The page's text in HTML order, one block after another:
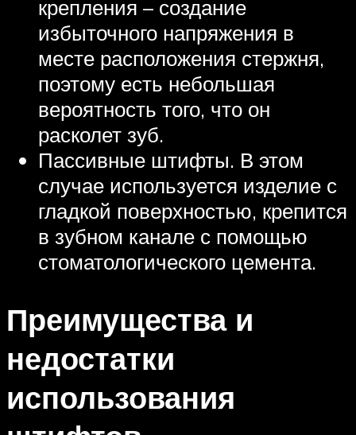
крепления – создание
избыточного напряжения в
месте расположения стержня,
поэтому есть небольшая
вероятность того, что он
расколет зуб.
Пассивные штифты. В этом
случае используется изделие с
гладкой поверхностью, крепится
в зубном канале с помощью
стоматологического цемента.
Преимущества и
недостатки
использования